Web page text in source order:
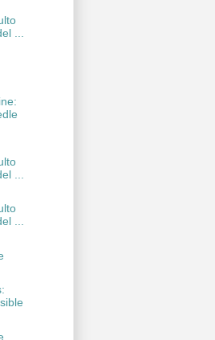
...
...
...